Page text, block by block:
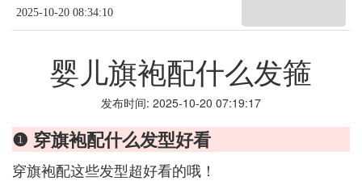
2025-10-20 08:34:10
婴儿旗袍配什么发箍
发布时间: 2025-10-20 07:19:17
❶ 穿旗袍配什么发型好看
穿旗袍配这些发型超好看的哦！